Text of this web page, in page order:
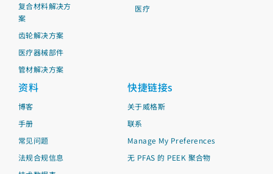
复合材料解决方
案
齿轮解决方案
医疗器械部件
管材解决方案
医疗
资料
博客
手册
常见问题
法规合规信息
快捷链接s
关于威格斯
联系
Manage My Preferences
无 PFAS 的 PEEK 聚合物